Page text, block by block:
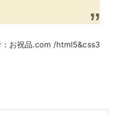
：お祝品.com /html5&css3